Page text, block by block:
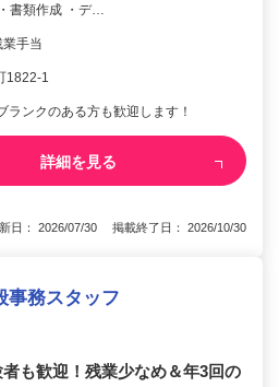
書類作成 ・デ…
手当
1822-1
ランクのある方も歓迎します！
詳細を見る
日： 2026/07/30 掲載終了日： 2026/10/30
事務スタッフ
も歓迎！残業少なめ＆年3回の